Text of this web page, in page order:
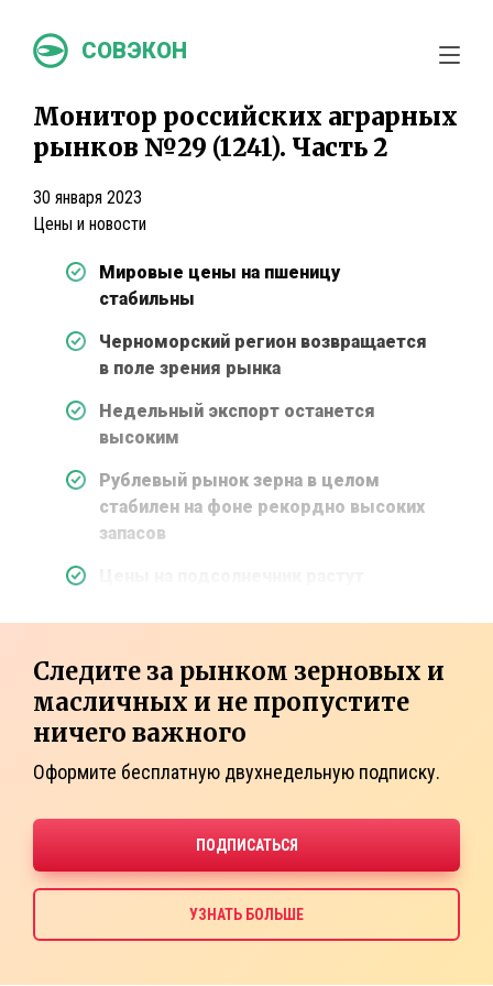
СОВЭКОН
Монитор российских аграрных
рынков №29 (1241). Часть 2
30 января 2023
Цены и новости
Мировые цены на пшеницу
стабильны
Черноморский регион возвращается
в поле зрения рынка
Недельный экспорт останется
высоким
Рублевый рынок зерна в целом
стабилен на фоне рекордно высоких
запасов
Следите за рынком зерновых и
масличных и не пропустите
ничего важного
Оформите бесплатную двухнедельную подписку.